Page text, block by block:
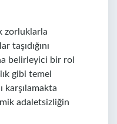
zorluklarla
taşıdığını
belirleyici bir rol
gibi temel
karşılamakta
adaletsizliğin